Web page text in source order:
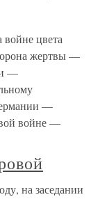
цвета
жертвы —
—
—
войне —
на заседании